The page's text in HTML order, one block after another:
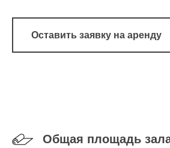
Оставить заявку на аренду
Общая площадь